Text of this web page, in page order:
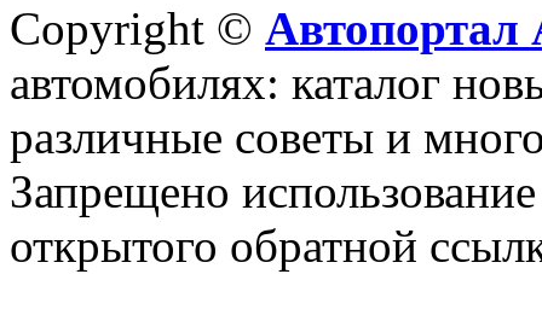
Copyright © Автопортал
автомобилях: каталог
различные советы и
Запрещено
открытого обратной